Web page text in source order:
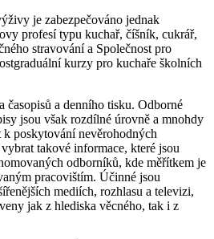
je zabezpečováno jednak
profesí typu kuchař, číšník, cukrář,
stravování a Společnost pro
kurzy pro kuchaře školních
a denního tisku. Odborné
jsou však rozdílné úrovně a mnohdy
k poskytování nevěrohodných
takové informace, které jsou
odborníků, kde měřítkem je
pracovištím. Účinné jsou
mediích, rozhlasu a televizi,
jak z hlediska věcného, tak i z